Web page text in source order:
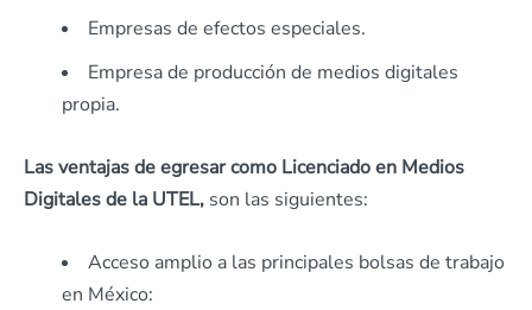
Empresas de efectos especiales.
Empresa de producción de medios digitales
propia.
Las ventajas de egresar como Licenciado en Medios
Digitales de la UTEL, son las siguientes:
Acceso amplio a las principales bolsas de trabajo
en México: